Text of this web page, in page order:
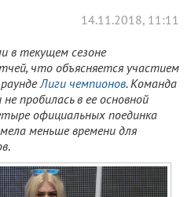
14.11.2018, 11:11
в текущем сезоне
что объясняется участием
Лиги чемпионов. Команда
пробилась в ее основной
официальных поединка
меньше времени для
.